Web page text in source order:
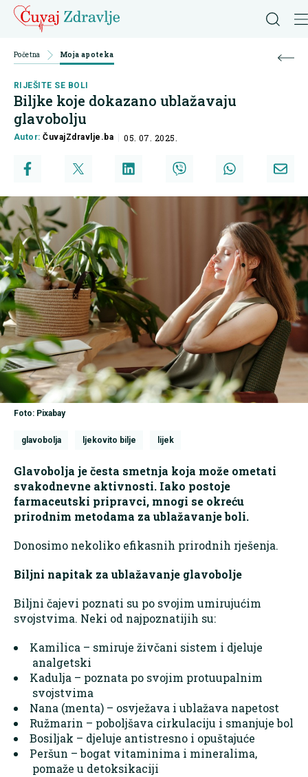
Početna Moja apoteka
RIJEŠITE SE BOLI
Biljke koje dokazano ublažavaju
glavobolju
Autor:ČuvajZdravlje.ba 05. 07. 2025.
Foto: Pixabay
glavobolja ljekovito bilje lijek
Glavobolja je česta smetnja koja može ometati
svakodnevne aktivnosti. Iako postoje
farmaceutski pripravci, mnogi se okreću
prirodnim metodama za ublažavanje boli.
Donosimo nekoliko efikasnih prirodnih rješenja.
Biljni napitak za ublažavanje glavobolje
Biljni čajevi poznati su po svojim umirujućim
svojstvima. Neki od najpoznatijih su:
Kamilica – smiruje živčani sistem i djeluje
analgetski
Kadulja – poznata po svojim protuupalnim
svojstvima
Nana (menta) – osvježava i ublažava napetost
Ružmarin – poboljšava cirkulaciju i smanjuje bol
Bosiljak – djeluje antistresno i opuštajuće
Peršun – bogat vitaminima i mineralima,
pomaže u detoksikaciji